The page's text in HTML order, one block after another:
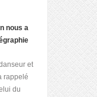
nous a
et
rappelé
du